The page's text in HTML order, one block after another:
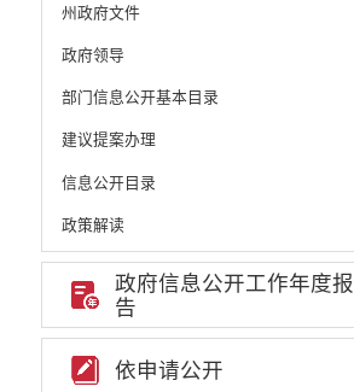
州政府文件
政府领导
部门信息公开基本目录
建议提案办理
信息公开目录
政策解读
机构职能和权责清单
自然资源政务公开
不动产登记公告
遗失公告
政府信息公开工作年度报
告
依申请公开